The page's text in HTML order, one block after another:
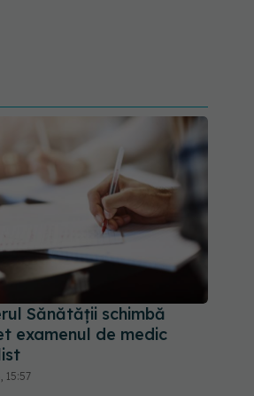
Sănătății schimbă
examenul de medic
15:57